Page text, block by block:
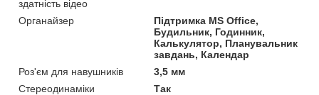
здатність відео
Органайзер
Підтримка MS Office,
Будильник, Годинник,
Калькулятор, Планувальник
завдань, Календар
Роз'єм для навушників
3,5 мм
Стереодинаміки
Так